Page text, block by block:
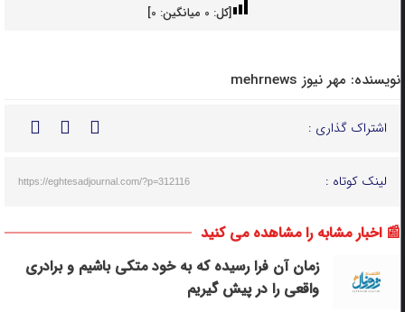
[کل: 0میانگین: 0
]
نویسنده: مهر نیوز mehrnews
اشتراک گذاری :
لینک کوتاه : https://eghtesadjournal.com/?p=312116
📰 اخبار مشابه را مشاهده می کنید
زمان آن فرا رسیده که به خود متکی باشیم و برادری
واقعی را در پیش گیریم